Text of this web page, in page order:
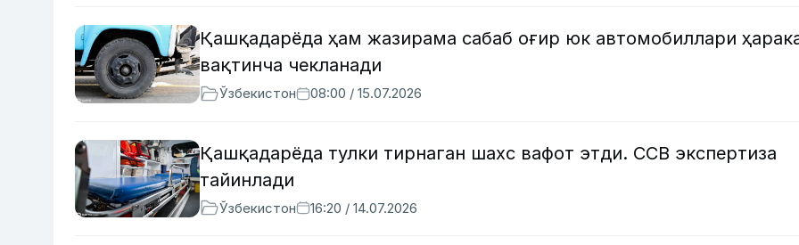
Қашқадарёда ҳам жазирама сабаб оғир юк автомобиллари
вақтинча чекланади
Ўзбекистон 08:00 / 15.07.2026
Қашқадарёда тулки тирнаган шахс вафот этди. ССВ экспертиза
тайинлади
Ўзбекистон 16:20 / 14.07.2026